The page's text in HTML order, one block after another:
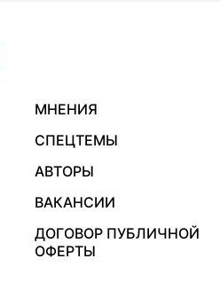
МНЕНИЯ
СПЕЦТЕМЫ
АВТОРЫ
ВАКАНСИИ
ДОГОВОР ПУБЛИЧНОЙ
ОФЕРТЫ